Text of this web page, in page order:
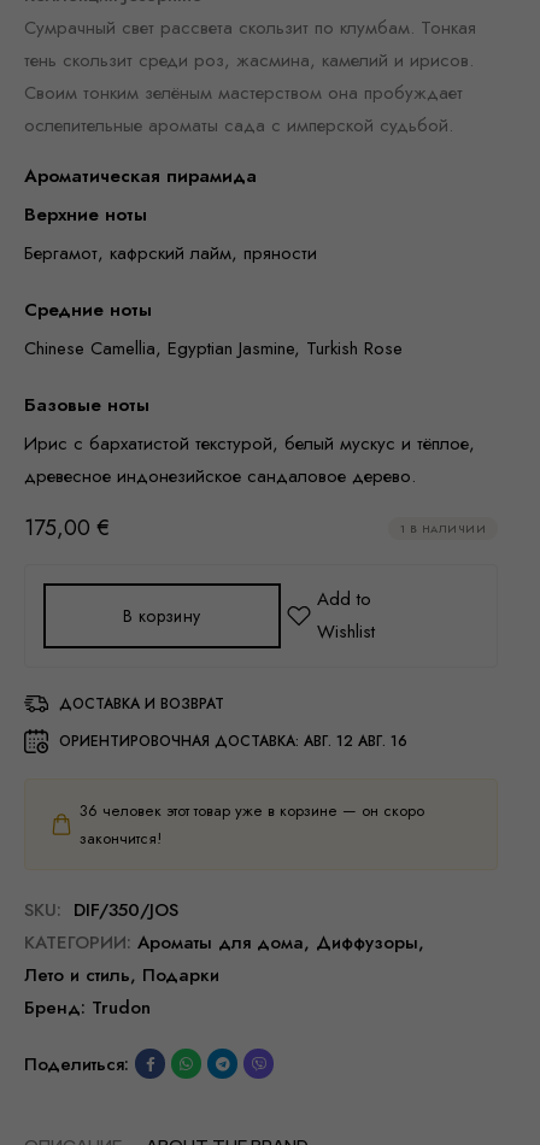
Сумрачный свет рассвета скользит по клумбам. Тонкая
тень скользит среди роз, жасмина, камелий и ирисов.
Своим тонким зелёным мастерством она пробуждает
ослепительные ароматы сада с имперской судьбой.
Ароматическая пирамида
Верхние ноты
Бергамот, кафрский лайм, пряности
Средние ноты
Chinese Camellia, Egyptian Jasmine, Turkish Rose
Базовые ноты
Ирис с бархатистой текстурой, белый мускус и тёплое,
древесное индонезийское сандаловое дерево.
175,00 € 1 В НАЛИЧИИ
В корзину
ДОСТАВКА И ВОЗВРАТ
ОРИЕНТИРОВОЧНАЯ ДОСТАВКА: АВГ. 12 АВГ. 16
36 человек этот товар уже в корзине — он скоро
закончится!
SKU: DIF/350/JOS
КАТЕГОРИИ: Ароматы для дома, Диффузоры,
Лето и стиль, Подарки
Бренд: Trudon
Поделиться: